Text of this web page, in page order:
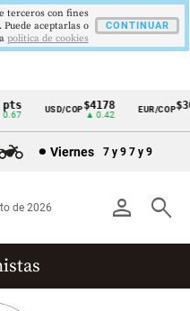
USD/COP$4178
▲ 0.42
EUR/COP
Viernes 7 y 9 7 y 9
person search
de 2026
terceros con fines
aceptarlas o
politica de cookies
CONTINUAR